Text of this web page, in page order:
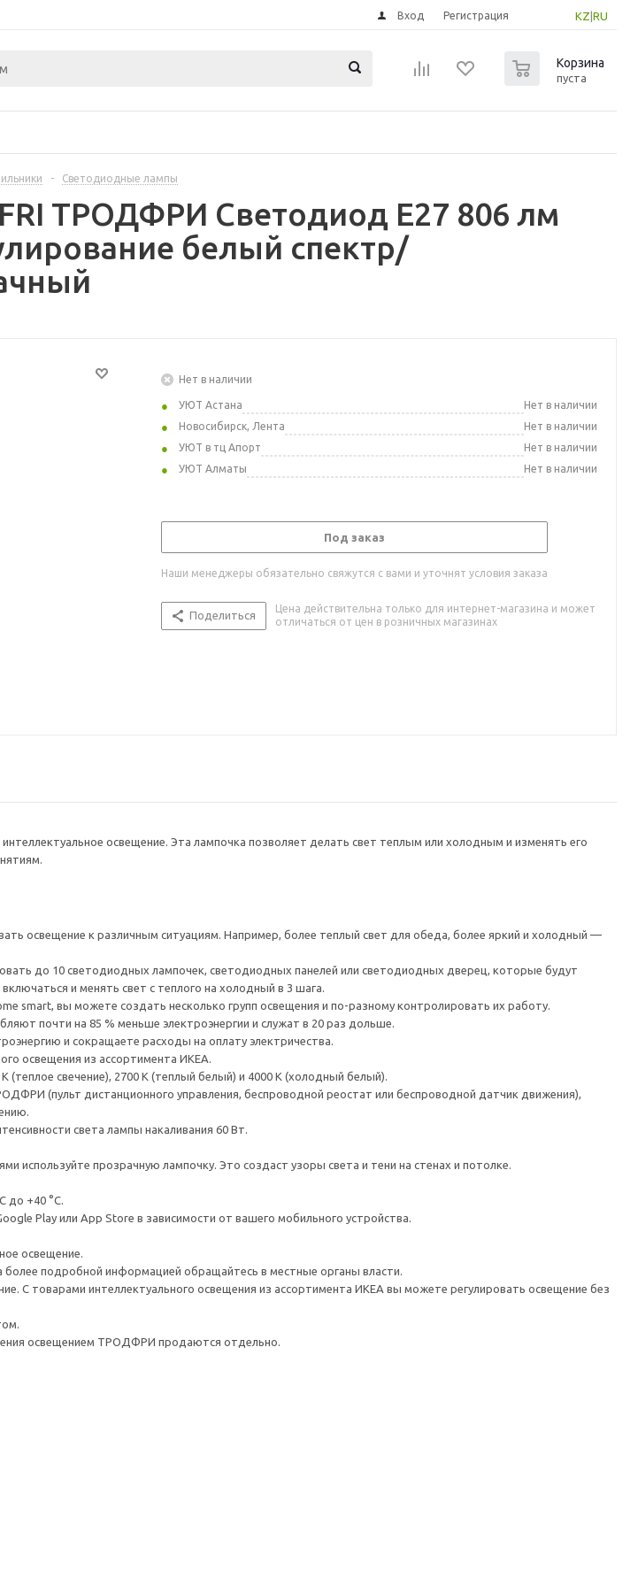
KZ RU
Вход Регистрация
Корзина
пуста
- Светодиодные лампы
ТРОДФРИ Светодиод E27 806 лм
белый спектр/
Нет в наличии
УЮТ Астана
Нет в наличии
Новосибирск, Лента
Нет в наличии
УЮТ в тц Апорт
Нет в наличии
УЮТ Алматы
Нет в наличии
Под заказ
Наши менеджеры обязательно свяжутся с вами и уточнят условия заказа
Поделиться
Цена действительна только для интернет-магазина и может
отличаться от цен в розничных магазинах
освещение. Эта лампочка позволяет делать свет теплым или холодным и изменять его
освещение к различным ситуациям. Например, более теплый свет для обеда, более яркий и холодный —
до 10 светодиодных лампочек, светодиодных панелей или светодиодных дверец, которые будут
и менять свет с теплого на холодный в 3 шага.
smart, вы можете создать несколько групп освещения и по-разному контролировать их работу.
почти на 85 % меньше электроэнергии и служат в 20 раз дольше.
и сокращаете расходы на оплату электричества.
освещения из ассортимента ИКЕА.
свечение), 2700 К (теплый белый) и 4000 К (холодный белый).
(пульт дистанционного управления, беспроводной реостат или беспроводной датчик движения),
света лампы накаливания 60 Вт.
используйте прозрачную лампочку. Это создаст узоры света и тени на стенах и потолке.
до +40 °C.
Play или App Store в зависимости от вашего мобильного устройства.
освещение.
подробной информацией обращайтесь в местные органы власти.
С товарами интеллектуального освещения из ассортимента ИКЕА вы можете регулировать освещение без
освещением ТРОДФРИ продаются отдельно.